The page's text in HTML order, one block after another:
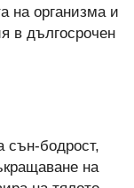
на организма и
в дългосрочен
сън-бодрост,
на